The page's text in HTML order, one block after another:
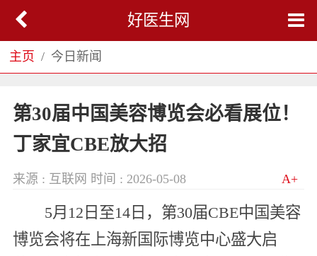
好医生网
主页 今日新闻
第30届中国美容博览会必看展位！
丁家宜CBE放大招
来源 : 互联网 时间 : 2026-05-08 A+
5月12日至14日，第30届CBE中国美容
博览会将在上海新国际博览中心盛大启